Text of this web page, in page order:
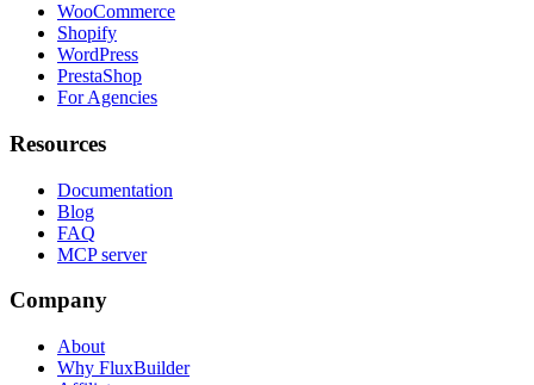
WooCommerce
Shopify
WordPress
PrestaShop
For Agencies
Resources
Documentation
Blog
FAQ
MCP server
Company
About
Why FluxBuilder